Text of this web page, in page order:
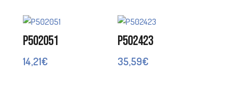
P502051
14,21€
P502423
35,59€